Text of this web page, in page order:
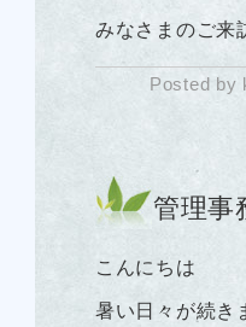
みなさまのご来
Posted by
管理事
こんにちは
暑い日々が続き